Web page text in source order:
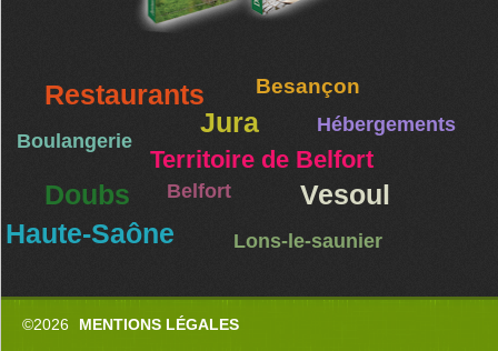
Restaurants Besançon
Jura Hébergements
Boulangerie
Territoire de Belfort
Doubs Belfort
Vesoul
Haute-Saône
Lons-le-saunier
©2026 MENTIONS LÉGALES